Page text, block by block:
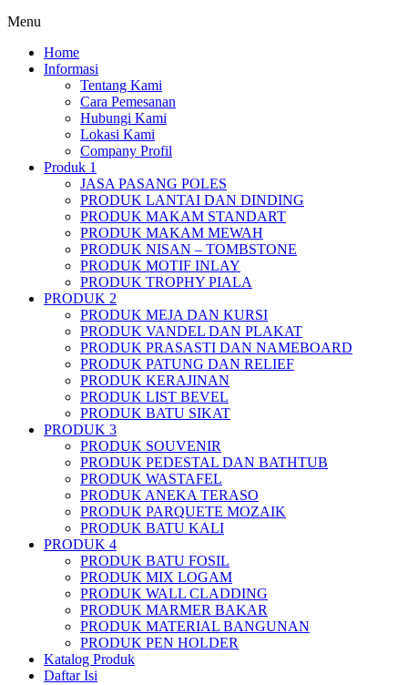
Menu
Home
Informasi
Tentang Kami
Cara Pemesanan
Hubungi Kami
Lokasi Kami
Company Profil
Produk 1
JASA PASANG POLES
PRODUK LANTAI DAN DINDING
PRODUK MAKAM STANDART
PRODUK MAKAM MEWAH
PRODUK NISAN – TOMBSTONE
PRODUK MOTIF INLAY
PRODUK TROPHY PIALA
PRODUK 2
PRODUK MEJA DAN KURSI
PRODUK VANDEL DAN PLAKAT
PRODUK PRASASTI DAN NAMEBOARD
PRODUK PATUNG DAN RELIEF
PRODUK KERAJINAN
PRODUK LIST BEVEL
PRODUK BATU SIKAT
PRODUK 3
PRODUK SOUVENIR
PRODUK PEDESTAL DAN BATHTUB
PRODUK WASTAFEL
PRODUK ANEKA TERASO
PRODUK PARQUETE MOZAIK
PRODUK BATU KALI
PRODUK 4
PRODUK BATU FOSIL
PRODUK MIX LOGAM
PRODUK WALL CLADDING
PRODUK MARMER BAKAR
PRODUK MATERIAL BANGUNAN
PRODUK PEN HOLDER
Katalog Produk
Daftar Isi